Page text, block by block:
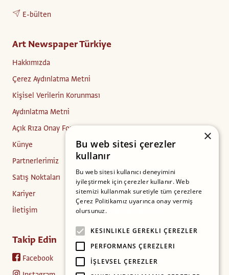
E-bülten
Art Newspaper Türkiye
Hakkımızda
Çerez Aydınlatma Metni
Kişisel Verilerin Korunması
Aydınlatma Metni
Açık Rıza Onay Formu
Künye
Partnerlerimiz
Satış Noktaları
Kariyer
İletişim
Takip Edin
Facebook
×
Bu web sitesi çerezler
kullanır
Bu web sitesi kullanıcı deneyimini
iyileştirmek için çerezler kullanır. Web
sitemizi kullanmak suretiyle tüm çerezlere
Çerez Politikamız uyarınca onay vermiş
olursunuz.
KESINLIKLE GEREKLI ÇEREZLER
PERFORMANS ÇEREZLERI
İŞLEVSEL ÇEREZLER